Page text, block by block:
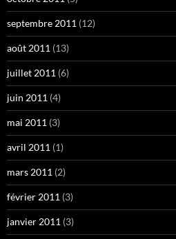
septembre 2011 (12)
août 2011 (13)
juillet 2011 (6)
juin 2011 (4)
mai 2011 (3)
avril 2011 (1)
mars 2011 (2)
février 2011 (3)
janvier 2011 (3)